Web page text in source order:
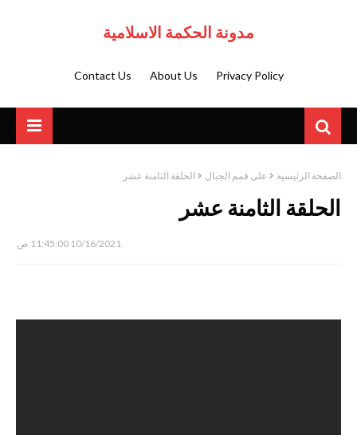
مدونة الحكمة الاسلامية
Privacy Policy
About Us
Contact Us
الصفحة الرئيسية على قمم الجبال الحلقة الثامنة عشر
الحلقة الثامنة عشر
10/16/2021 11:45:00 ص